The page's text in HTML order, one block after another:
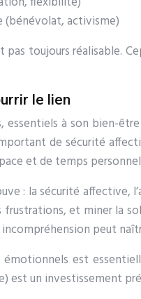
(bénévolat, activisme)
toujours réalisable.
le lien
à son bien-
de sécurité
et de temps
: la sécurité affective,
et miner la
incompréhension peut
est
est un investissement